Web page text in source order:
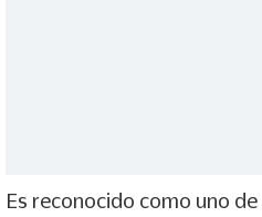
Es reconocido como uno